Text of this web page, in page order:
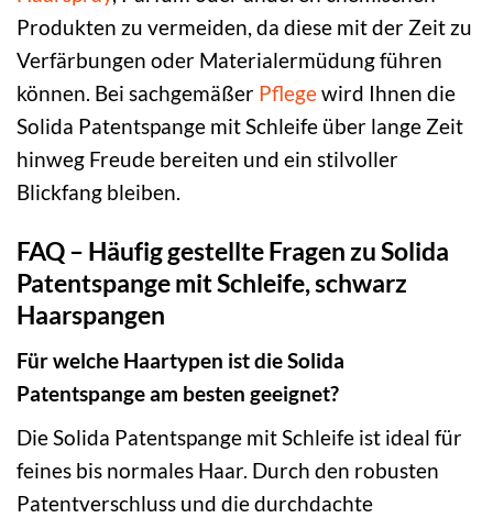
Produkten zu vermeiden, da diese mit der Zeit zu
Verfärbungen oder Materialermüdung führen
können. Bei sachgemäßer Pflegewird Ihnen die
Solida Patentspange mit Schleife über lange Zeit
hinweg Freude bereiten und ein stilvoller
Blickfang bleiben.
FAQ – Häufig gestellte Fragen zu Solida
Patentspange mit Schleife, schwarz
Haarspangen
Für welche Haartypen ist die Solida
Patentspange am besten geeignet?
Die Solida Patentspange mit Schleife ist ideal für
feines bis normales Haar. Durch den robusten
Patentverschluss und die durchdachte